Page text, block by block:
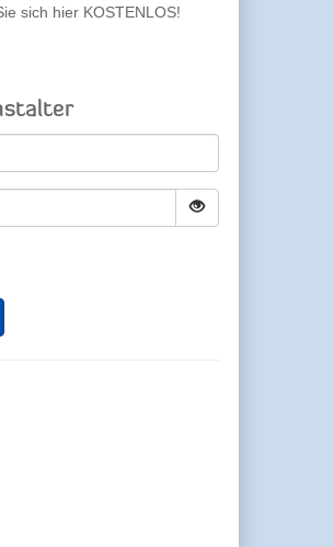
sich hier KOSTENLOS!